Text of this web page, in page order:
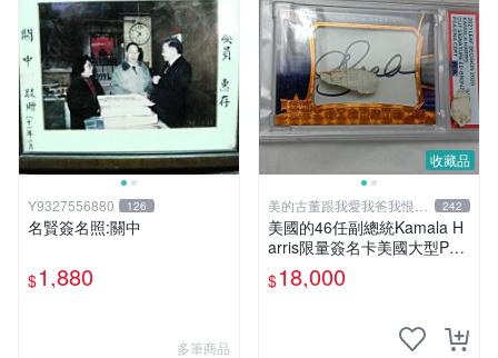
Y9327556880 126
名賢簽名照:關中
$1,880
多筆商品
收藏品
美的古董跟我愛我爸我恨壞
人
242
美國的46任副總統Kamala H
arris限量簽名卡美國大型PSA
鑑定
$18,000